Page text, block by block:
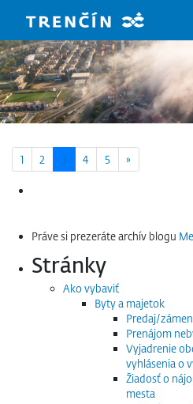
1 2 3 4 5 »
Práve si prezeráte archív blogu
Stránky
Ako vybaviť
Byty a majetok
Predaj/
Prenájom
Vyjadrenie
vyhlásenia o
Žiadosť o
mesta